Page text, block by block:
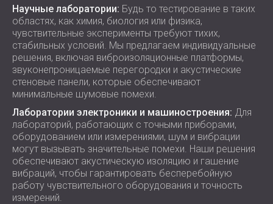
Научные лаборатории: Будь то тестирование в таких
областях, как химия, биология или физика,
чувствительные эксперименты требуют тихих,
стабильных условий. Мы предлагаем индивидуальные
решения, включая виброизоляционные платформы,
звуконепроницаемые перегородки и акустические
стеновые панели, которые обеспечивают
минимальные шумовые помехи.
Лаборатории электроники и машиностроения: Для
лабораторий, работающих с точными приборами,
оборудованием или измерениями, шум и вибрации
могут вызывать значительные помехи. Наши решения
обеспечивают акустическую изоляцию и гашение
вибраций, чтобы гарантировать бесперебойную
работу чувствительного оборудования и точность
измерений.